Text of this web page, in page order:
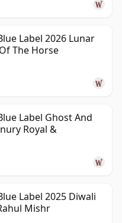
Label 2026 Lunar
The Horse
Label Ghost And
Royal &
Label 2025 Diwali
Mishr